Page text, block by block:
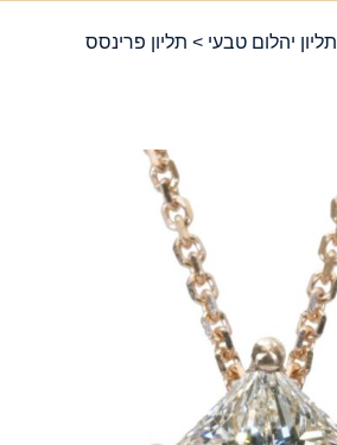
תליון יהלום טבעי > תליון פרינסס